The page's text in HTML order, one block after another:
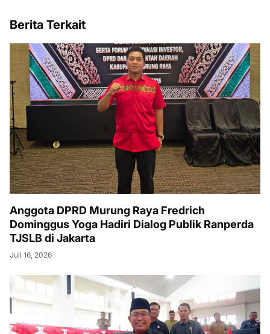
Berita Terkait
Anggota DPRD Murung Raya Fredrich
Dominggus Yoga Hadiri Dialog Publik Ranperda
TJSLB di Jakarta
Juli 16, 2026